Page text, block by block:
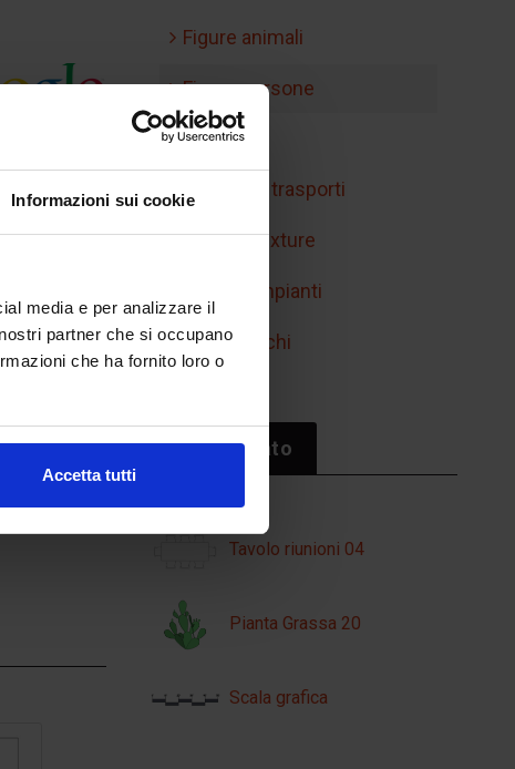
Informazioni sui cookie
media e per analizzare il
partner che si occupano
che ha fornito loro o
Accetta tutti
Figure animali
Figure persone
Handicap
Mobilità e trasporti
Retini e texture
Simboli impianti
Sport/giochi
Il più cliccato
Tavolo riunioni 04
Pianta Grassa 20
Scala grafica